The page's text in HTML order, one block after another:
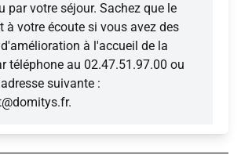
par votre séjour. Sachez que le
à votre écoute si vous avez des
à l'accueil de la
téléphone au 02.47.51.97.00 ou
suivante :